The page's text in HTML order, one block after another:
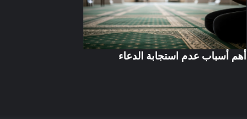
أهم أسباب عدم استجابة الدعاء